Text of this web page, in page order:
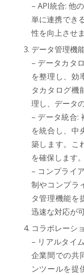
– API統合: 他
単に連携でき
性を向上させま
データ管理機
– データカタ
を整理し、効
タカタログ機
理し、データ
– データ統合:
を統合し、中
築します。こ
を確保します。
– コンプライ
制やコンプラ
タ管理機能を
迅速な対応が
コラボレーシ
– リアルタイ
企業間での共
ンツールを提